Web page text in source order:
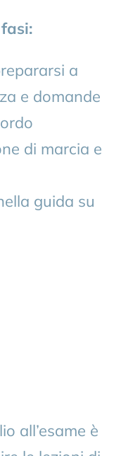
a
e domande
di marcia e
guida su
all’esame è